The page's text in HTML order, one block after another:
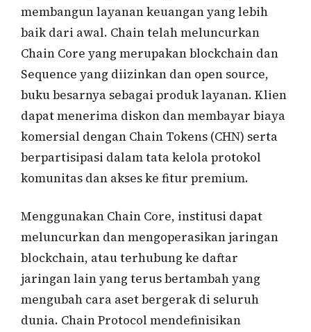
membangun layanan keuangan yang lebih
baik dari awal. Chain telah meluncurkan
Chain Core yang merupakan blockchain dan
Sequence yang diizinkan dan open source,
buku besarnya sebagai produk layanan. Klien
dapat menerima diskon dan membayar biaya
komersial dengan Chain Tokens (CHN) serta
berpartisipasi dalam tata kelola protokol
komunitas dan akses ke fitur premium.
Menggunakan Chain Core, institusi dapat
meluncurkan dan mengoperasikan jaringan
blockchain, atau terhubung ke daftar
jaringan lain yang terus bertambah yang
mengubah cara aset bergerak di seluruh
dunia. Chain Protocol mendefinisikan